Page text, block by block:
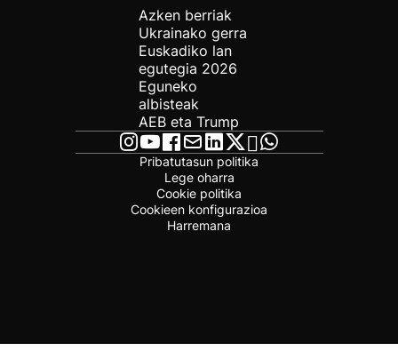
Azken berriak
Ukrainako gerra
Euskadiko lan
egutegia 2026
Eguneko
albisteak
AEB eta Trump
Pribatutasun politika
Lege oharra
Cookie politika
Cookieen konfigurazioa
Harremana